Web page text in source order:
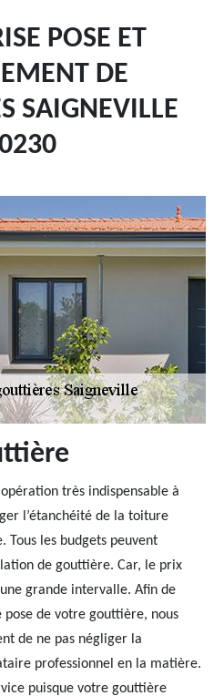
POSE ET
DE
SAIGNEVILLE
très indispensable à
l’étanchéité de la toiture
Tous les budgets peuvent
de gouttière. Car, le prix
grande intervalle. Afin de
de votre gouttière, nous
de ne pas négliger la
professionnel en la matière.
puisque votre gouttière